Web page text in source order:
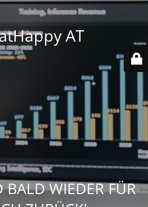
AT
BALD WIEDER FÜR